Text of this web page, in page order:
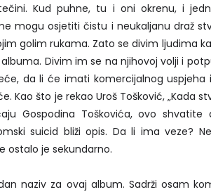
Kud puhne, tu i oni okrenu, i
mogu osjetiti čistu i neukaljanu draž
golim rukama. Zato se divim ljudima
Divim im se na njihovoj volji i
da li će imati komercijalnog uspjeha
Kao što je rekao Uroš Tošković, „Kada
Gospodina Toškovića, ovo shvatite
suicid bliži opis. Da li ima veze?
ostalo je sekundarno.
naziv za ovaj album. Sadrži osam